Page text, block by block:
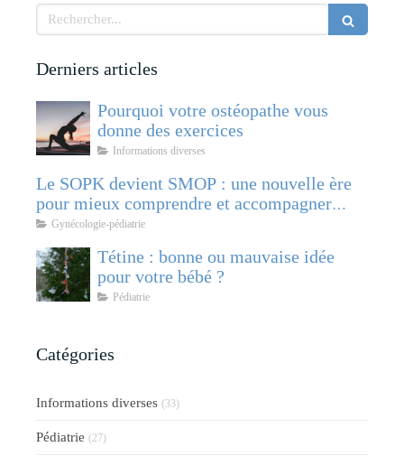
Rechercher
Derniers articles
Pourquoi votre ostéopathe vous
donne des exercices
Informations diverses
Le SOPK devient SMOP : une nouvelle ère
pour mieux comprendre et accompagner
cette pathologie féminine
Gynécologie-pédiatrie
Tétine : bonne ou mauvaise idée
pour votre bébé ?
Pédiatrie
Catégories
Informations diverses (33)
Pédiatrie (27)